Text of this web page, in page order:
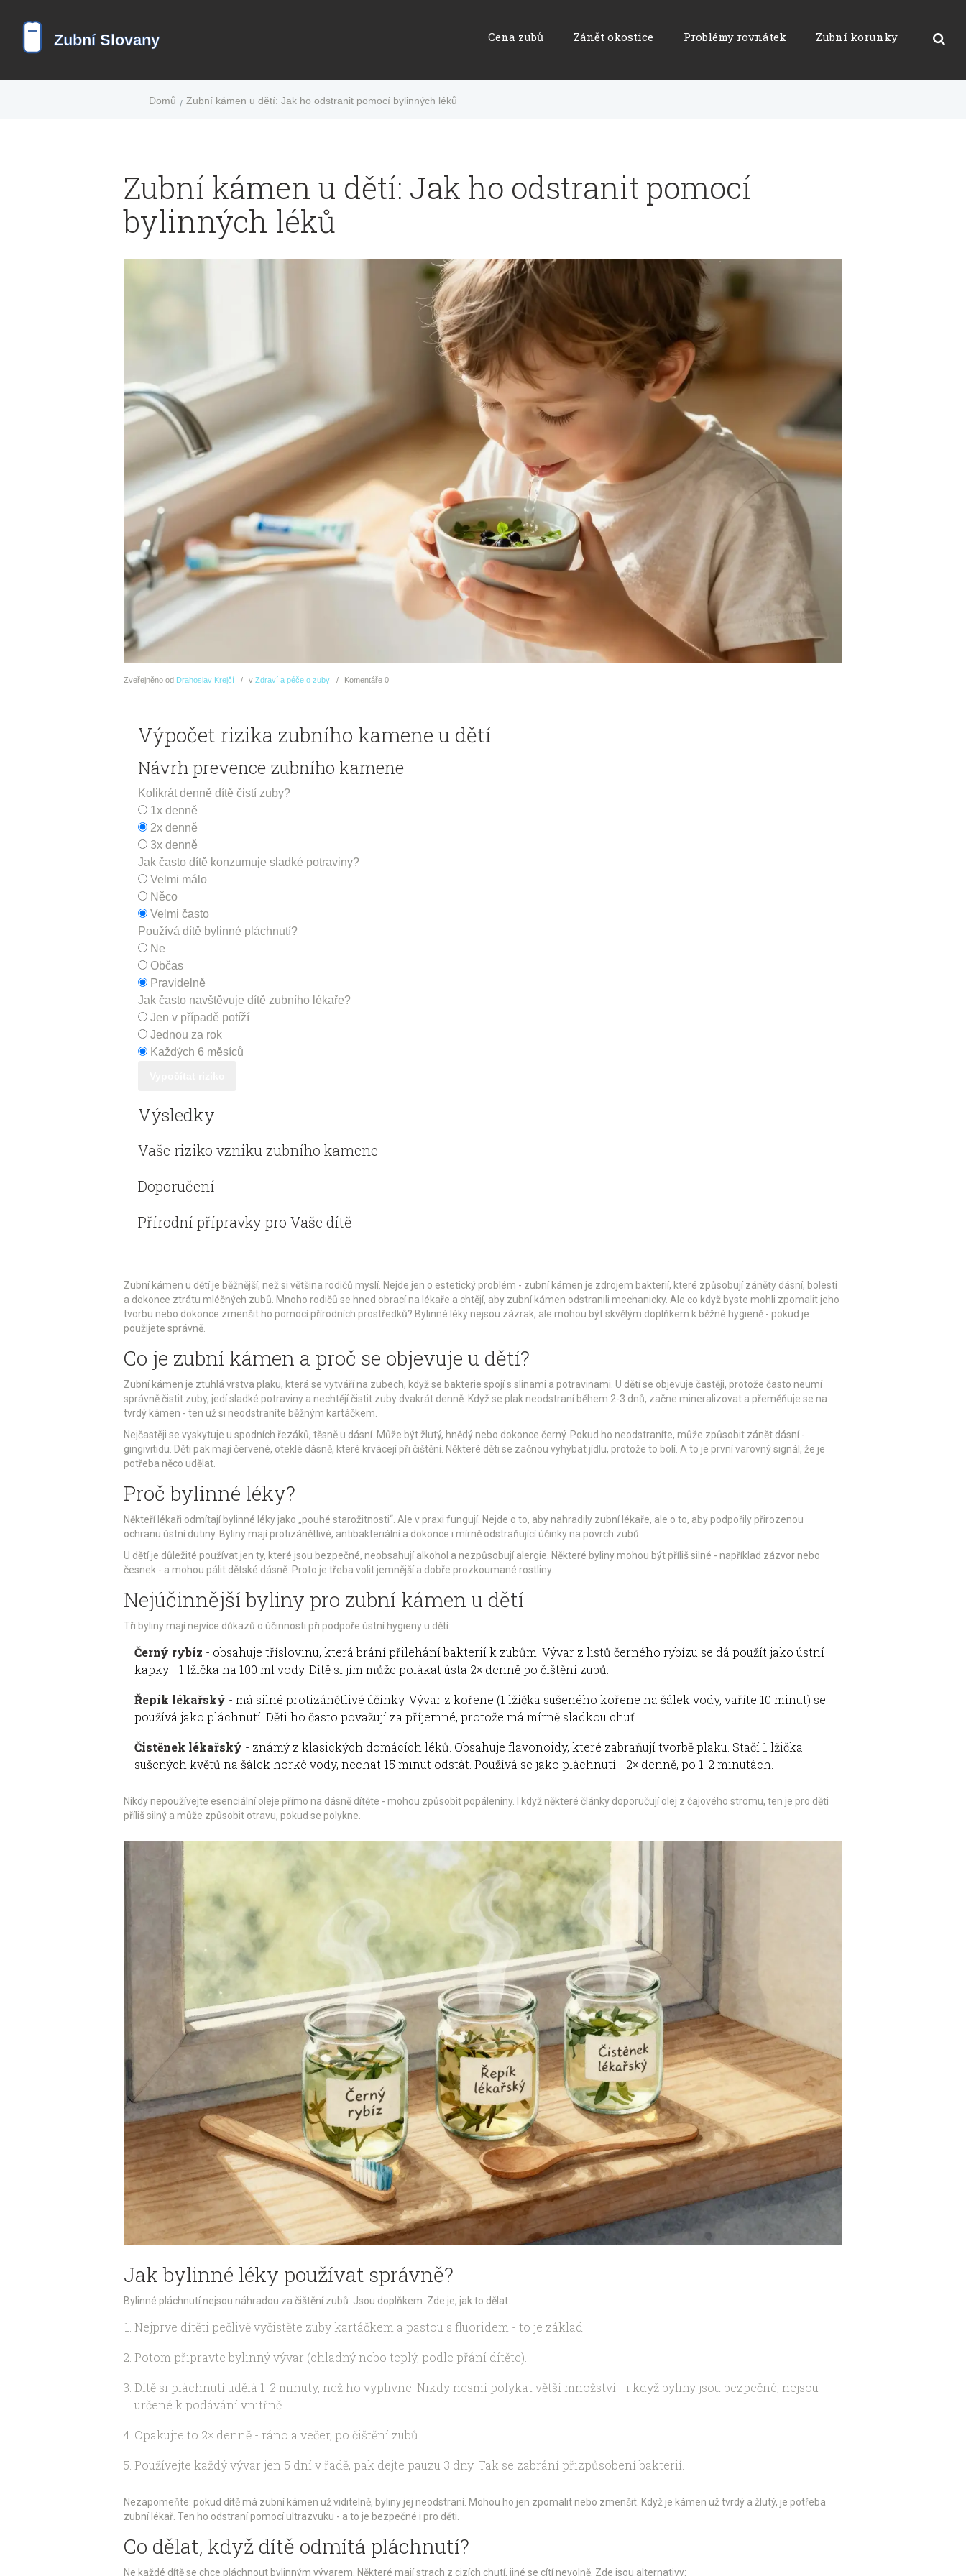
Cena zubů Zánět okostice Problémy rovnátek Zubní korunky
Domů Zubní kámen u dětí: Jak ho odstranit pomocí bylinných léků
Zubní kámen u dětí: Jak ho odstranit pomocí
bylinných léků
Zveřejněno od Drahoslav Krejčí v Zdraví a péče o zuby Komentáře 0
Výpočet rizika zubního kamene u dětí
Návrh prevence zubního kamene
Kolikrát denně dítě čistí zuby?
1x denně
2x denně
3x denně
Jak často dítě konzumuje sladké potraviny?
Velmi málo
Něco
Velmi často
Používá dítě bylinné pláchnutí?
Ne
Občas
Pravidelně
Jak často navštěvuje dítě zubního lékaře?
Jen v případě potíží
Jednou za rok
Každých 6 měsíců
Výsledky
Vaše riziko vzniku zubního kamene
Doporučení
Přírodní přípravky pro Vaše dítě
Zubní kámen u dětí je běžnější, než si většina rodičů myslí. Nejde jen o estetický problém - zubní kámen je zdrojem bakterií, které způsobují záněty dásní, bolesti
a dokonce ztrátu mléčných zubů. Mnoho rodičů se hned obrací na lékaře a chtějí, aby zubní kámen odstranili mechanicky. Ale co když byste mohli zpomalit jeho
tvorbu nebo dokonce zmenšit ho pomocí přírodních prostředků? Bylinné léky nejsou zázrak, ale mohou být skvělým doplňkem k běžné hygieně - pokud je
použijete správně.
Co je zubní kámen a proč se objevuje u dětí?
Zubní kámen je ztuhlá vrstva plaku, která se vytváří na zubech, když se bakterie spojí s slinami a potravinami. U dětí se objevuje častěji, protože často neumí
správně čistit zuby, jedí sladké potraviny a nechtějí čistit zuby dvakrát denně. Když se plak neodstraní během 2-3 dnů, začne mineralizovat a přeměňuje se na
tvrdý kámen - ten už si neodstraníte běžným kartáčkem.
Nejčastěji se vyskytuje u spodních řezáků, těsně u dásní. Může být žlutý, hnědý nebo dokonce černý. Pokud ho neodstraníte, může způsobit zánět dásní -
gingivitidu. Děti pak mají červené, oteklé dásně, které krvácejí při čištění. Některé děti se začnou vyhýbat jídlu, protože to bolí. A to je první varovný signál, že je
potřeba něco udělat.
Proč bylinné léky?
Někteří lékaři odmítají bylinné léky jako „pouhé starožitnosti“. Ale v praxi fungují. Nejde o to, aby nahradily zubní lékaře, ale o to, aby podpořily přirozenou
ochranu ústní dutiny. Byliny mají protizánětlivé, antibakteriální a dokonce i mírně odstraňující účinky na povrch zubů.
U dětí je důležité používat jen ty, které jsou bezpečné, neobsahují alkohol a nezpůsobují alergie. Některé byliny mohou být příliš silné - například zázvor nebo
česnek - a mohou pálit dětské dásně. Proto je třeba volit jemnější a dobře prozkoumané rostliny.
Nejúčinnější byliny pro zubní kámen u dětí
Tři byliny mají nejvíce důkazů o účinnosti při podpoře ústní hygieny u dětí:
Černý rybíz - obsahuje tříslovinu, která brání přilehání bakterií k zubům. Vývar z listů černého rybízu se dá použít jako ústní
kapky - 1 lžička na 100 ml vody. Dítě si jím může polákat ústa 2× denně po čištění zubů.
Řepík lékařský - má silné protizánětlivé účinky. Vývar z kořene (1 lžička sušeného kořene na šálek vody, vaříte 10 minut) se
používá jako pláchnutí. Děti ho často považují za příjemné, protože má mírně sladkou chuť.
Čistěnek lékařský - známý z klasických domácích léků. Obsahuje flavonoidy, které zabraňují tvorbě plaku. Stačí 1 lžička
sušených květů na šálek horké vody, nechat 15 minut odstát. Používá se jako pláchnutí - 2× denně, po 1-2 minutách.
Nikdy nepoužívejte esenciální oleje přímo na dásně dítěte - mohou způsobit popáleniny. I když některé články doporučují olej z čajového stromu, ten je pro děti
příliš silný a může způsobit otravu, pokud se polykne.
Jak bylinné léky používat správně?
Bylinné pláchnutí nejsou náhradou za čištění zubů. Jsou doplňkem. Zde je, jak to dělat:
Nejprve dítěti pečlivě vyčistěte zuby kartáčkem a pastou s fluoridem - to je základ.
Potom připravte bylinný vývar (chladný nebo teplý, podle přání dítěte).
Dítě si pláchnutí udělá 1-2 minuty, než ho vyplivne. Nikdy nesmí polykat větší množství - i když byliny jsou bezpečné, nejsou
určené k podávání vnitřně.
Opakujte to 2× denně - ráno a večer, po čištění zubů.
Používejte každý vývar jen 5 dní v řadě, pak dejte pauzu 3 dny. Tak se zabrání přizpůsobení bakterií.
Nezapomeňte: pokud dítě má zubní kámen už viditelně, byliny jej neodstraní. Mohou ho jen zpomalit nebo zmenšit. Když je kámen už tvrdý a žlutý, je potřeba
zubní lékař. Ten ho odstraní pomocí ultrazvuku - a to je bezpečné i pro děti.
Co dělat, když dítě odmítá pláchnutí?
Ne každé dítě se chce pláchnout bylinným vývarem. Některé mají strach z cizích chutí, jiné se cítí nevolně. Zde jsou alternativy: